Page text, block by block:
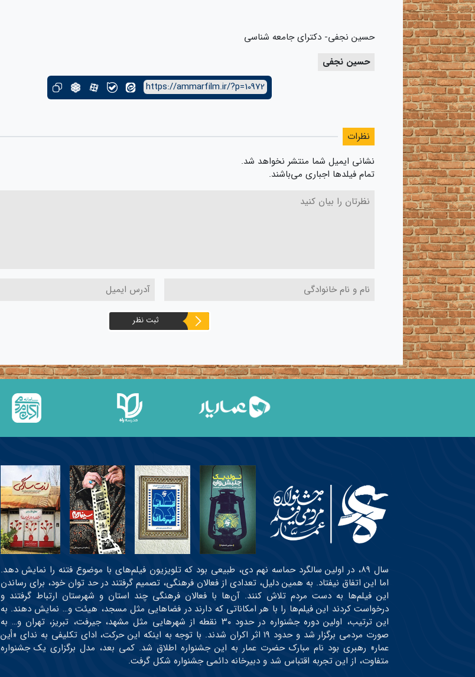
حسین نجفی- دکترای جامعه شناسی
حسین نجفی
https://ammarfilm.ir/?p=10972
نظرات
نشانی ایمیل شما منتشر نخواهد شد.
تمام فیلدها اجباری می‌باشند.
ثبت نظر
سال ۸۹، در اولین سالگرد حماسه نهم دی، طبیعی بود که تلویزیون فیلم‌های با موضوع فتنه را نمایش دهد.
اما این اتفاق نیفتاد. به همین دلیل، تعدادی از فعالان فرهنگی، تصمیم گرفتند در حد توان خود، برای رساندن
این فیلم‌ها به دست مردم تلاش کنند. آن‌ها با فعالان فرهنگی چند استان و شهرستان ارتباط گرفتند و
درخواست کردند این فیلم‌ها را با هر امکاناتی که دارند در فضاهایی مثل مسجد، هیئت و… نمایش دهند. به
این ترتیب، اولین دوره جشنواره در حدود ۳۰ نقطه از شهرهایی مثل مشهد، جیرفت، تبریز، تهران و… به
صورت مردمی برگزار شد و حدود ۱۹ اثر اکران شدند. با توجه به اینکه این حرکت، ادای تکلیفی به ندای «أین
عمار» رهبری بود نام مبارک حضرت عمار به این جشنواره اطلاق شد. کمی بعد، مدل برگزاری یک جشنواره
متفاوت، از این تجربه اقتباس شد و دبیرخانه دائمی جشنواره شکل گرفت.